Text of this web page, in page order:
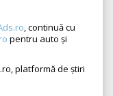
, continuă cu
pentru auto și
platformă de știri